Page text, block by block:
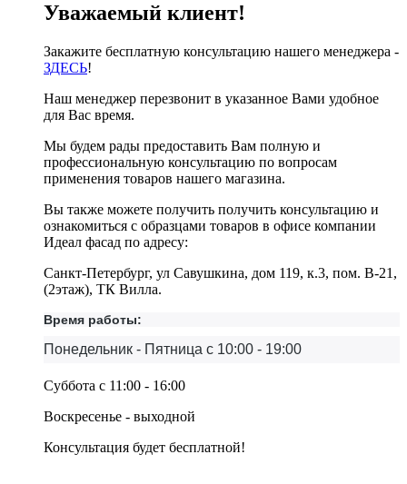
Уважаемый клиент!
Закажите бесплатную консультацию нашего менеджера -
ЗДЕСЬ!
Наш менеджер перезвонит в указанное Вами удобное
для Вас время.
Мы будем рады предоставить Вам полную и
профессиональную консультацию по вопросам
применения товаров нашего магазина.
Вы также можете получить получить консультацию и
ознакомиться с образцами товаров в офисе компании
Идеал фасад по адресу:
Санкт-Петербург, ул Савушкина, дом 119, к.3, пом. В-21,
(2этаж), ТК Вилла.
Время работы:
Понедельник - Пятница с 10:00 - 19:00
Суббота с 11:00 - 16:00
Воскресенье - выходной
Консультация будет бесплатной!